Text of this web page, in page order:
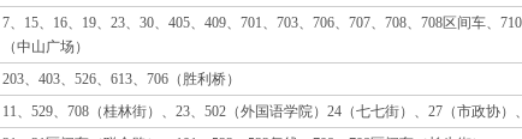
7、15、16、19、23、30、405、409、701、703、706、707、708、708区间车、
（中山广场）
203、403、526、613、706（胜利桥）
11、529、708（桂林街）、23、502（外国语学院）24（七七街）、27（市政协）